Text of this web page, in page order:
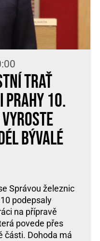
trať
Prahy 10.
vyroste
bývalé
Správou železnic
podepsaly
na přípravě
povede přes
části. Dohoda má